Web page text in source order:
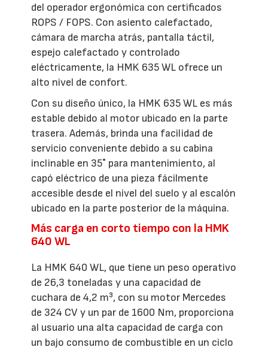
del operador ergonómica con certificados
ROPS / FOPS. Con asiento calefactado,
cámara de marcha atrás, pantalla táctil,
espejo calefactado y controlado
eléctricamente, la HMK 635 WL ofrece un
alto nivel de confort.
Con su diseño único, la HMK 635 WL es más
estable debido al motor ubicado en la parte
trasera. Además, brinda una facilidad de
servicio conveniente debido a su cabina
inclinable en 35˚ para mantenimiento, al
capó eléctrico de una pieza fácilmente
accesible desde el nivel del suelo y al escalón
ubicado en la parte posterior de la máquina.
Más carga en corto tiempo con la HMK
640 WL
La HMK 640 WL, que tiene un peso operativo
de 26,3 toneladas y una capacidad de
cuchara de 4,2 m³, con su motor Mercedes
de 324 CV y ​​un par de 1600 Nm, proporciona
al usuario una alta capacidad de carga con
un bajo consumo de combustible en un ciclo